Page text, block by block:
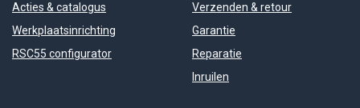
Acties & catalogus
Werkplaatsinrichting
RSC55 configurator
Verzenden & retour
Garantie
Reparatie
Inruilen